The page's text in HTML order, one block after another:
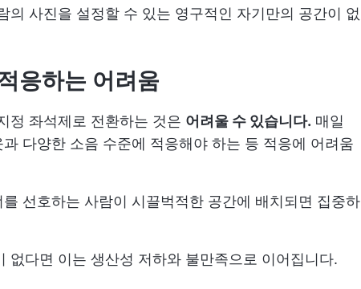
의 사진을 설정할 수 있는 영구적인 자기만의 공간이 없
응하는 어려움
정 좌석제로 전환하는 것은 어려울 수 있습니다. 매일
다양한 소음 수준에 적응해야 하는 등 적응에 어려움
선호하는 사람이 시끌벅적한 공간에 배치되면 집중하
없다면 이는 생산성 저하와 불만족으로 이어집니다.